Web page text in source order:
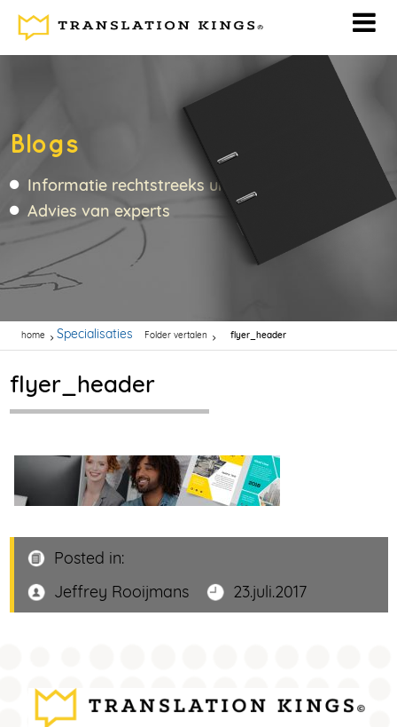
Blogs
Informatie rechtstreeks uit de vertaalbranche
Advies van experts
home Specialisaties Folder vertalen flyer_header
flyer_header
Posted in:
Jeffrey Rooijmans
23.juli.2017